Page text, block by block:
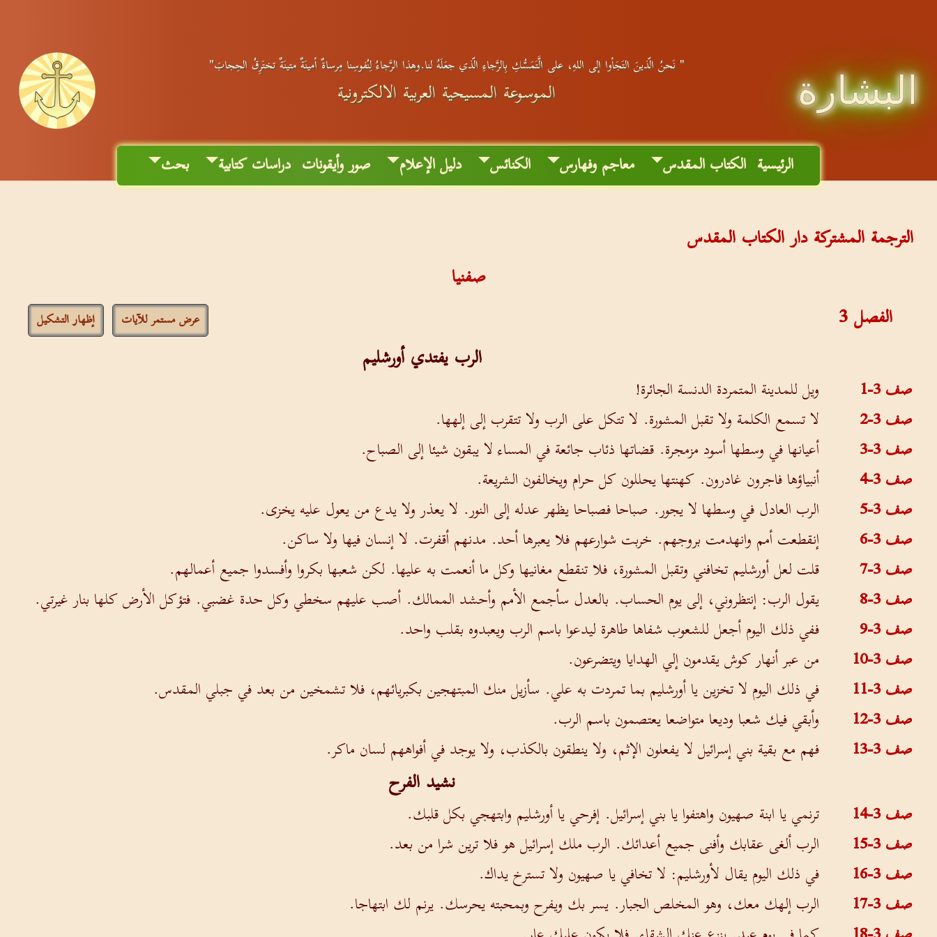
البشارة
" نَحنُ الّذينَ التَجَأوا إلى اللهِ، على الَّتَمَسُّكِ بِالرَّجاءِ الّذي جعَلَهُ لنا.وهذا الرَّجاءُ لِنُفوسِنا مِرساةٌ أمينَةٌ متينَةٌ تختَرِقُ الحِجابَ"
الموسوعة المسيحية العربية الالكترونية
الرئيسية الكتاب المقدس معاجم وفهارس الكنائس دليل الإعلام صور وأيقونات دراسات كتابية بحث
الترجمة المشتركة دار الكتاب المقدس
صفنيا
الفصل3 عرض مستمر للآيات إظهار التشكيل
الرب يفتدي أورشليم
صف 3-1
ويل للمدينة المتمردة الدنسة الجائرة!
صف 3-2
لا تسمع الكلمة ولا تقبل المشورة. لا تتكل على الرب ولا تتقرب إلى إلهها.
صف 3-3
أعيانها في وسطها أسود مزمجرة. قضاتها ذئاب جائعة في المساء لا يبقون شيئا إلى الصباح.
صف 3-4
أنبياؤها فاجرون غادرون. كهنتها يحللون كل حرام ويخالفون الشريعة.
صف 3-5
الرب العادل في وسطها لا يجور. صباحا فصباحا يظهر عدله إلى النور. لا يعذر ولا يدع من يعول عليه يخزى.
صف 3-6
إنقطعت أمم وانهدمت بروجهم. خربت شوارعهم فلا يعبرها أحد. مدنهم أقفرت. لا إنسان فيها ولا ساكن.
صف 3-7
قلت لعل أورشليم تخافني وتقبل المشورة، فلا تنقطع مغانيها وكل ما أنعمت به عليها. لكن شعبها بكروا وأفسدوا جميع أعمالهم.
صف 3-8
يقول الرب: إنتظروني، إلى يوم الحساب. بالعدل سأجمع الأمم وأحشد الممالك. أصب عليهم سخطي وكل حدة غضبي. فتؤكل الأرض كلها بنار غيرتي.
صف 3-9
ففي ذلك اليوم أجعل للشعوب شفاها طاهرة ليدعوا باسم الرب ويعبدوه بقلب واحد.
صف 3-10
من عبر أنهار كوش يقدمون إلي الهدايا ويتضرعون.
صف 3-11
في ذلك اليوم لا تخزين يا أورشليم بما تمردت به علي. سأزيل منك المبتهجين بكبريائهم، فلا تشمخين من بعد في جبلي المقدس.
صف 3-12
وأبقي فيك شعبا وديعا متواضعا يعتصمون باسم الرب.
صف 3-13
فهم مع بقية بني إسرائيل لا يفعلون الإثم، ولا ينطقون بالكذب، ولا يوجد في أفواههم لسان ماكر.
نشيد الفرح
صف 3-14
ترنمي يا ابنة صهيون واهتفوا يا بني إسرائيل. إفرحي يا أورشليم وابتهجي بكل قلبك.
صف 3-15
الرب ألغى عقابك وأفنى جميع أعدائك. الرب ملك إسرائيل هو فلا ترين شرا من بعد.
صف 3-16
في ذلك اليوم يقال لأورشليم: لا تخافي يا صهيون ولا تسترخ يداك.
صف 3-17
الرب إلهك معك، وهو المخلص الجبار. يسر بك ويفرح وبمحبته يحرسك. يرنم لك ابتهاجا.